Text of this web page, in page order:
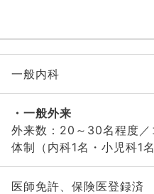
一般内科
一般外来
外来数：20～30名程度／
体制（内科1名・小児科1名
医師免許、保険医登録済